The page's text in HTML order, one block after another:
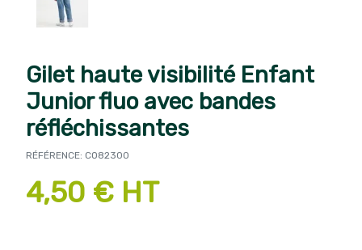
Gilet haute visibilité Enfant
Junior fluo avec bandes
réfléchissantes
RÉFÉRENCE: CO82300
4,50 € HT